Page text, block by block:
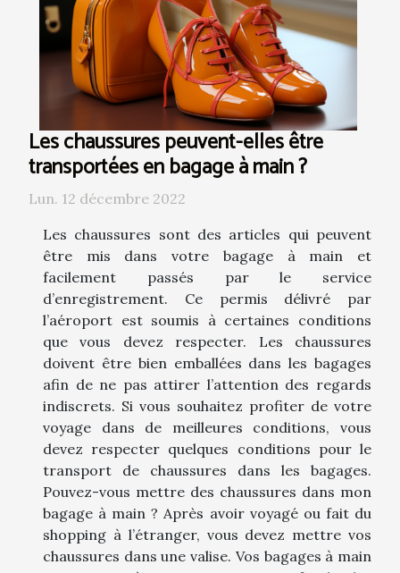
Les chaussures peuvent-elles être
transportées en bagage à main ?
Lun. 12 décembre 2022
Les chaussures sont des articles qui peuvent
être mis dans votre bagage à main et
facilement passés par le service
d’enregistrement. Ce permis délivré par
l’aéroport est soumis à certaines conditions
que vous devez respecter. Les chaussures
doivent être bien emballées dans les bagages
afin de ne pas attirer l’attention des regards
indiscrets. Si vous souhaitez profiter de votre
voyage dans de meilleures conditions, vous
devez respecter quelques conditions pour le
transport de chaussures dans les bagages.
Pouvez-vous mettre des chaussures dans mon
bagage à main ? Après avoir voyagé ou fait du
shopping à l’étranger, vous devez mettre vos
chaussures dans une valise. Vos bagages à main